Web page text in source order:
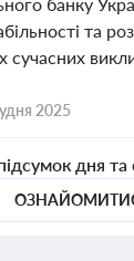
та
сучасних
2025
дня та